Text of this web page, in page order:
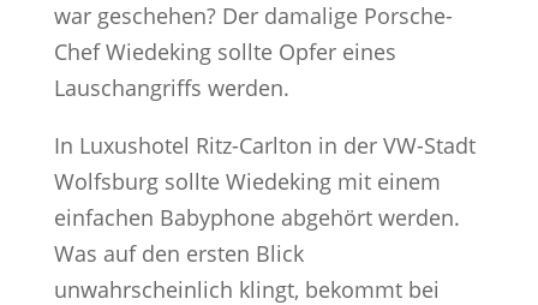
war geschehen? Der damalige Porsche-
Chef Wiedeking sollte Opfer eines
Lauschangriffs werden.
In Luxushotel Ritz-Carlton in der VW-Stadt
Wolfsburg sollte Wiedeking mit einem
einfachen Babyphone abgehört werden.
Was auf den ersten Blick
unwahrscheinlich klingt, bekommt bei